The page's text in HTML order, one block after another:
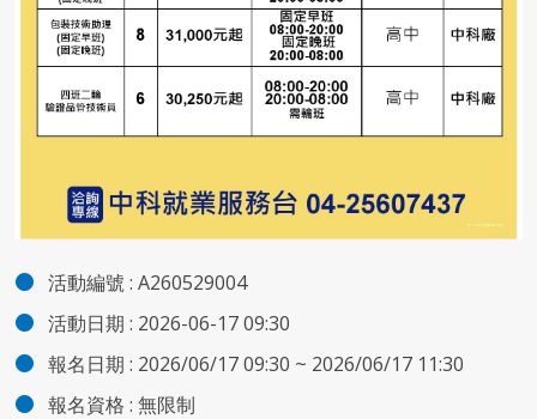
活動編號 : A260529004
活動日期 : 2026-06-17 09:30
報名日期 : 2026/06/17 09:30 ~ 2026/06/17 11:30
報名資格 : 無限制